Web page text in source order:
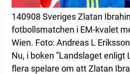
140908 Sveriges Zlatan
fotbollsmatchen i EM-kvalet
Wien. Foto: Andreas L
Nu, i boken ”Landslaget enligt
flera spelare om att Zlatan